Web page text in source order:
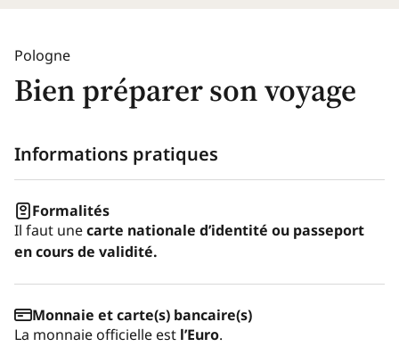
Pologne
Bien préparer son voyage
Informations pratiques
Formalités
Il faut unecarte nationale d’identité ou passeport
en cours de validité.
Monnaie et carte(s) bancaire(s)
La monnaie officielle est l’Euro.